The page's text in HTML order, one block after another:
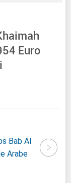
Euro
Bab Al
Arabe